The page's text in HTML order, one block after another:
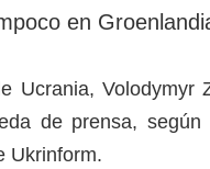
en
Ucrania, Volodymyr
de prensa, según
Ukrinform.